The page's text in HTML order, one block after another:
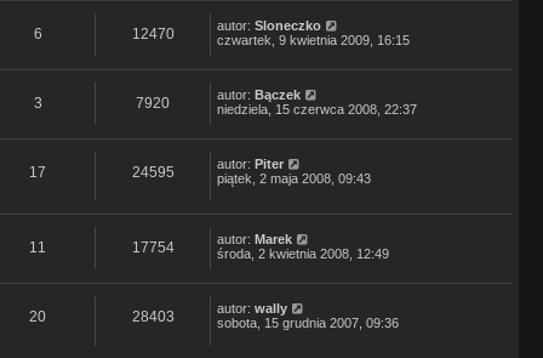
6 12470 autor: Sloneczko
czwartek, 9 kwietnia 2009, 16:15
3 7920 autor: Bączek
niedziela, 15 czerwca 2008, 22:37
17 24595 autor: Piter
piątek, 2 maja 2008, 09:43
11 17754 autor: Marek
środa, 2 kwietnia 2008, 12:49
20 28403 autor: wally
sobota, 15 grudnia 2007, 09:36